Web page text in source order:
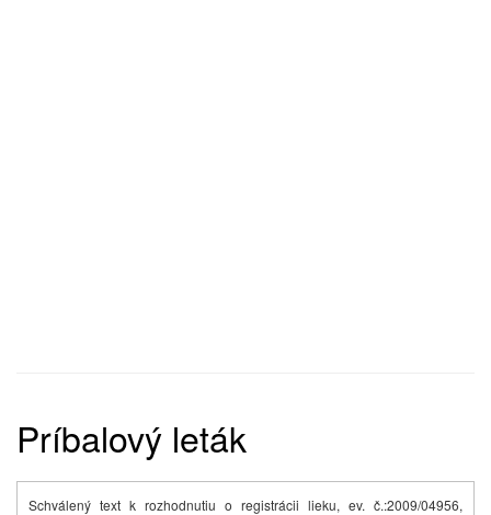
Príbalový leták
Schválený text k rozhodnutiu o registrácii lieku, ev. č.:2009/04956,